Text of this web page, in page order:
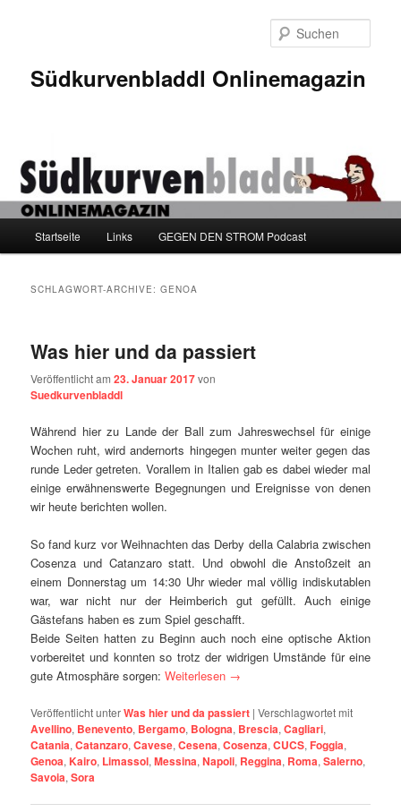
Südkurvenbladdl Onlinemagazin
Startseite Links GEGEN DEN STROM Podcast
SCHLAGWORT-ARCHIVE:GENOA
Was hier und da passiert
Veröffentlicht am23. Januar 2017von
Suedkurvenbladdl
Während hier zu Lande der Ball zum Jahreswechsel für einige
Wochen ruht, wird andernorts hingegen munter weiter gegen das
runde Leder getreten. Vorallem in Italien gab es dabei wieder mal
einige erwähnenswerte Begegnungen und Ereignisse von denen
wir heute berichten wollen.
So fand kurz vor Weihnachten das Derby della Calabria zwischen
Cosenza und Catanzaro statt. Und obwohl die Anstoßzeit an
einem Donnerstag um 14:30 Uhr wieder mal völlig indiskutablen
war, war nicht nur der Heimberich gut gefüllt. Auch einige
Gästefans haben es zum Spiel geschafft.
Beide Seiten hatten zu Beginn auch noch eine optische Aktion
vorbereitet und konnten so trotz der widrigen Umstände für eine
gute Atmosphäre sorgen:Weiterlesen →
Veröffentlicht unterWas hier und da passiert |Verschlagwortet mit
Avellino, Benevento, Bergamo, Bologna, Brescia,Cagliari,
Catania,Catanzaro,Cavese,Cesena,Cosenza,CUCS, Foggia,
Genoa, Kairo, Limassol,Messina,Napoli, Reggina, Roma,Salerno,
Savoia,Sora